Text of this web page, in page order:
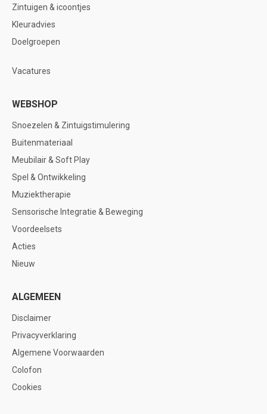
Zintuigen & icoontjes
Kleuradvies
Doelgroepen
Vacatures
WEBSHOP
Snoezelen & Zintuigstimulering
Buitenmateriaal
Meubilair & Soft Play
Spel & Ontwikkeling
Muziektherapie
Sensorische Integratie & Beweging
Voordeelsets
Acties
Nieuw
ALGEMEEN
Disclaimer
Privacyverklaring
Algemene Voorwaarden
Colofon
Cookies